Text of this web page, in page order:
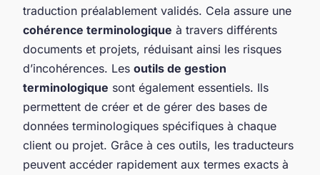
traduction préalablement validés. Cela assure une
cohérence terminologique à travers différents
documents et projets, réduisant ainsi les risques
d’incohérences. Les outils de gestion
terminologique sont également essentiels. Ils
permettent de créer et de gérer des bases de
données terminologiques spécifiques à chaque
client ou projet. Grâce à ces outils, les traducteurs
peuvent accéder rapidement aux termes exacts à